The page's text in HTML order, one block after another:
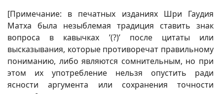
[Примечание: в печатных изданиях Шри Гаудия
Матха была незыблемая традиция ставить знак
вопроса в кавычках ’(?)’ после цитаты или
высказывания, которые противоречат правильному
пониманию, либо являются сомнительным, но при
этом их употребление нельзя опустить ради
ясности аргумента или сохранения точности